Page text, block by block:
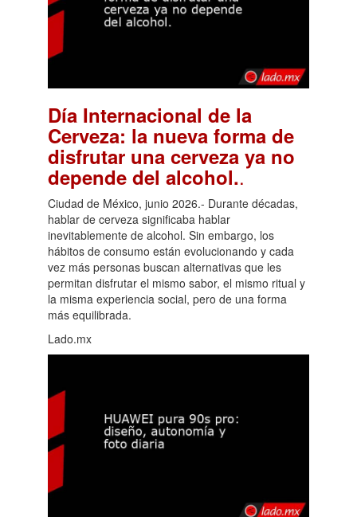
Día Internacional de la
Cerveza: la nueva forma de
disfrutar una cerveza ya no
depende del alcohol..
Ciudad de México, junio 2026.- Durante décadas,
hablar de cerveza significaba hablar
inevitablemente de alcohol. Sin embargo, los
hábitos de consumo están evolucionando y cada
vez más personas buscan alternativas que les
permitan disfrutar el mismo sabor, el mismo ritual y
la misma experiencia social, pero de una forma
más equilibrada.
Lado.mx